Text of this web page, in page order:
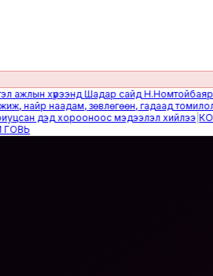
хүрээнд Шадар сайд Н.Номтойбаяр
наадам, зөвлөгөөн, гадаад томилолтыг
дэд хорооноос мэдээлэл хийлээ|КОП17